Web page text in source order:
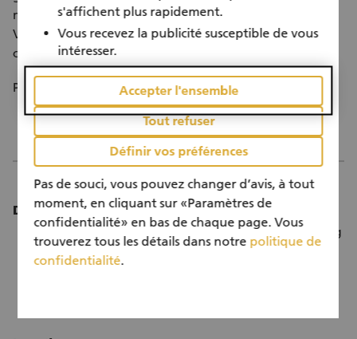
migrant backgrounds and vulnerable Swiss families.
Volunteers receive support in regular group events and
coaching sessions.
Personne à l’origine de l’idée: Fabienne, Zürich
Duration:
The assignment takes place twice yearly from spring
and fall
s'affichent plus rapidement.
Vous recevez la publicité susceptible de vous
intéresser.
Accepter l'ensemble
Tout refuser
Définir vos préférences
Pas de souci, vous pouvez changer d’avis, à tout
moment, en cliquant sur «Paramètres de
confidentialité» en bas de chaque page. Vous
trouverez tous les détails dans notre politique de
confidentialité.